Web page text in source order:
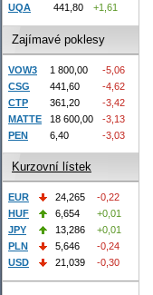
UQA
441,80 +1,61
Zajímavé poklesy
VOW3 1 800,00
-5,06
CSG
441,60
-4,62
CTP
361,20
-3,42
MATTE
18 600,00
-3,13
PEN
6,40 -3,03
Kurzovní lístek
EUR 24,265
-0,22
HUF
6,654
+0,01
JPY
13,286
+0,01
PLN
5,646
-0,24
USD
21,039 -0,30